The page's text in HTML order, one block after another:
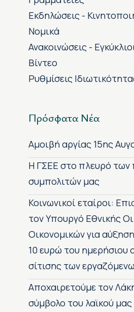
Εκδηλώσεις -
Νομικά
Ανακοινώσεις -
Βίντεο
Ρυθμίσεις
Πρόσφατα Νέα
Αμοιβή αργίας 15ης
H ΓΣΕΕ στο πλευρό
συμπολιτών μας
Κοινωνικοί εταίροι:
τον Υπουργό Εθνικής
Οικονομικών για
10 ευρώ του ημερήσιου
σίτισης των
Αποχαιρετούμε τον
σύμβολο του λαϊκού μας